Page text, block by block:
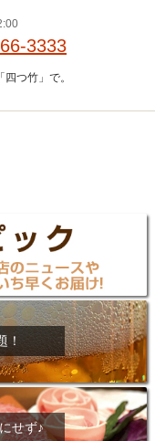
3333
つ竹」で。
！
せず♪